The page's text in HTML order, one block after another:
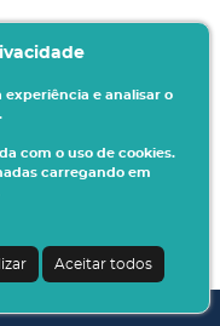
experiência e analisar o
com o uso de cookies.
carregando em
Aceitar todos